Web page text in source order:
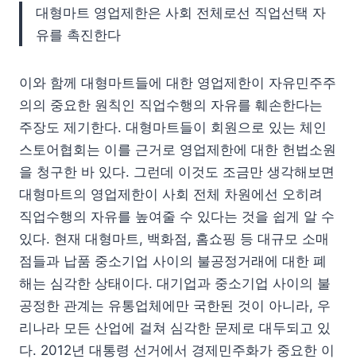
대형마트 영업제한은 사회 전체로선 직업선택 자
유를 촉진한다
이와 함께 대형마트들에 대한 영업제한이 자유민주주
의의 중요한 원칙인 직업수행의 자유를 훼손한다는
주장도 제기한다. 대형마트들이 회원으로 있는 체인
스토어협회는 이를 근거로 영업제한에 대한 헌법소원
을 청구한 바 있다. 그런데 이것도 조금만 생각해보면
대형마트의 영업제한이 사회 전체 차원에선 오히려
직업수행의 자유를 높여줄 수 있다는 것을 쉽게 알 수
있다. 현재 대형마트, 백화점, 홈쇼핑 등 대규모 소매
점들과 납품 중소기업 사이의 불공정거래에 대한 폐
해는 심각한 상태이다. 대기업과 중소기업 사이의 불
공정한 관계는 유통업체에만 국한된 것이 아니라, 우
리나라 모든 산업에 걸쳐 심각한 문제로 대두되고 있
다. 2012년 대통령 선거에서 경제민주화가 중요한 이